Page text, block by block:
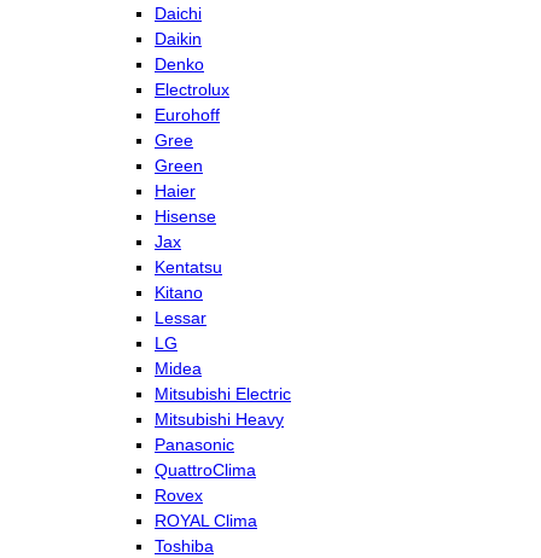
Daichi
Daikin
Denko
Electrolux
Eurohoff
Gree
Green
Haier
Hisense
Jax
Kentatsu
Kitano
Lessar
LG
Midea
Mitsubishi Electric
Mitsubishi Heavy
Panasonic
QuattroClima
Rovex
ROYAL Clima
Toshiba